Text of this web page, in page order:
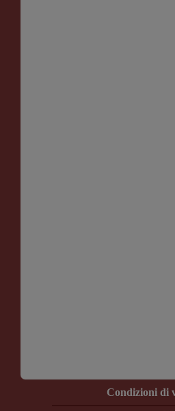
Condizioni di